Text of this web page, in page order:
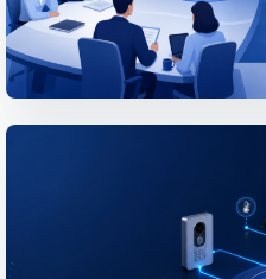
PROJECT
PoC nội bộ: Ứng
hóa công việc
năng tóm tắt
các đầu việc cần
Trong các cuộc họp nội bộ,